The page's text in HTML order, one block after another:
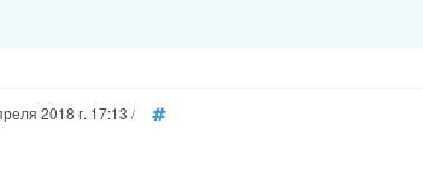
2018 г. 17:13 /